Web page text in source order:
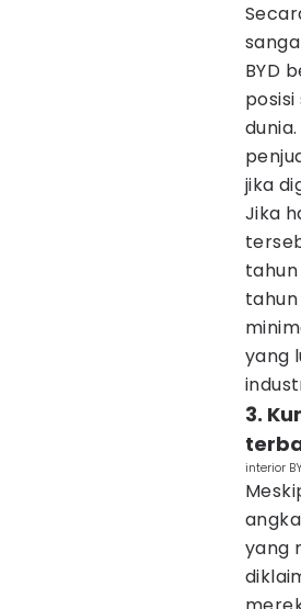
BYD
jika
Jika
yang
3.
interior
yang